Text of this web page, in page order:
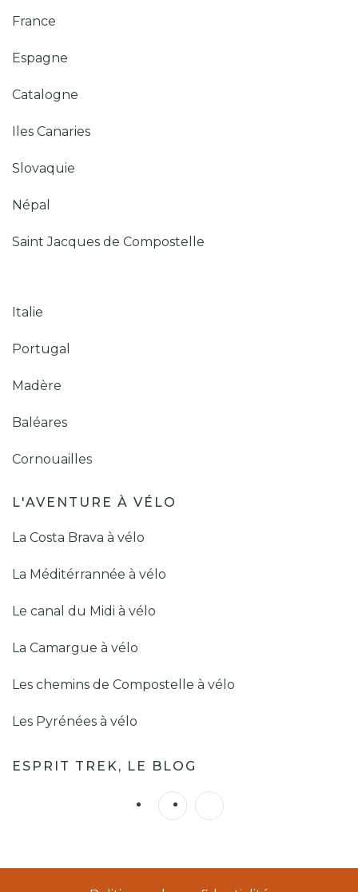
France
Espagne
Catalogne
Iles Canaries
Slovaquie
Népal
Saint Jacques de Compostelle
Italie
Portugal
Madère
Baléares
Cornouailles
L'AVENTURE À VÉLO
La Costa Brava à vélo
La Méditérrannée à vélo
Le canal du Midi à vélo
La Camargue à vélo
Les chemins de Compostelle à vélo
Les Pyrénées à vélo
ESPRIT TREK, LE BLOG